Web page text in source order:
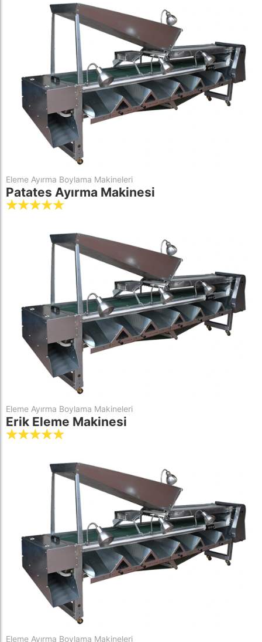
Eleme Ayırma Boylama Makineleri
Patates Ayırma Makinesi
☆☆☆☆☆
Eleme Ayırma Boylama Makineleri
Erik Eleme Makinesi
☆☆☆☆☆
Eleme Ayırma Boylama Makineleri